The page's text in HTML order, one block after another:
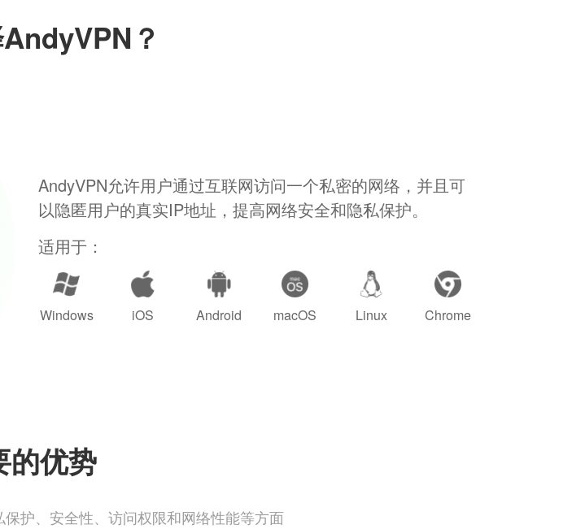
？
AndyVPN允许用户通过互联网访问一个私密的网络，并且可
以隐匿用户的真实IP地址，提高网络安全和隐私保护。
适用于：
Windows iOS Android macOS Linux Chrome
的优势
护、安全性、访问权限和网络性能等方面